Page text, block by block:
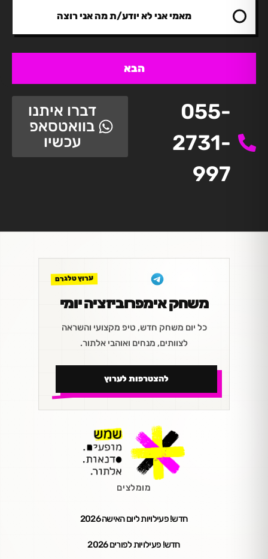
מאמי אני לא יודע/ת מה אני רוצה
הבא
055-
2731-
997
דברו איתנו
בוואטסאפ
עכשיו
ערוץ טלגרם
משחק אימפרוביזציה יומי
כל יום משחק חדש, טיפ מקצועי והשראה
לצוותים, מנחים ואוהבי אלתור.
להצטרפות לערוץ
מומלצים
חדש! פעילויות ליום האישה 2026
חדש! פעילויות לפורים 2026